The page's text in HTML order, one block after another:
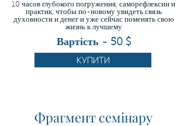
10 часов глубокого погружения, саморефлексии и
практик, чтобы по-новому увидеть связь
духовности и денег и уже сейчас поменять свою
жизнь к лучшему
Вартість - 50 $
КУПИТИ
Фрагмент семінару